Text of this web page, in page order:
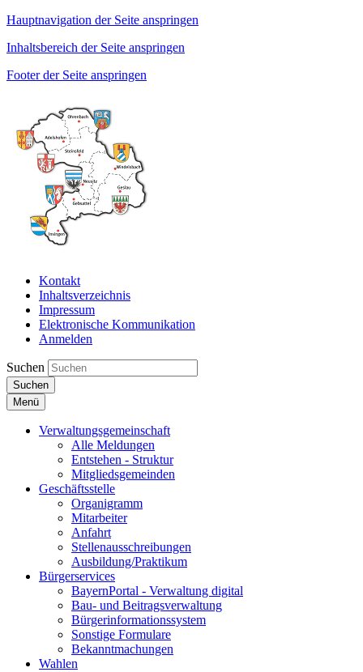
Hauptnavigation der Seite anspringen
Inhaltsbereich der Seite anspringen
Footer der Seite anspringen
Kontakt
Inhaltsverzeichnis
Impressum
Elektronische Kommunikation
Anmelden
Suchen
Suchen
Menü
Verwaltungsgemeinschaft
Alle Meldungen
Entstehen - Struktur
Mitgliedsgemeinden
Geschäftsstelle
Organigramm
Mitarbeiter
Anfahrt
Stellenausschreibungen
Ausbildung/Praktikum
Bürgerservices
BayernPortal - Verwaltung digital
Bau- und Beitragsverwaltung
Bürgerinformationssystem
Sonstige Formulare
Bekanntmachungen
Wahlen